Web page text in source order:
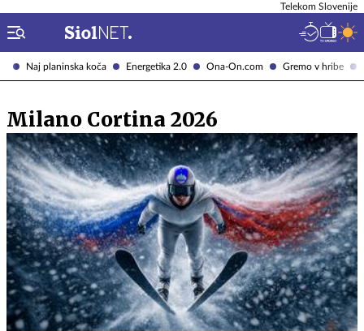
Naj planinska koča Energetika 2.0 Ona-On.com Gremo v hribe
Telekom Slovenije
Milano Cortina 2026